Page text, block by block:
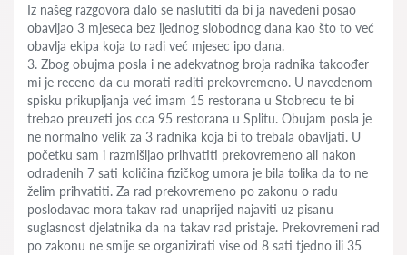
Iz našeg razgovora dalo se naslutiti da bi ja navedeni posao
obavljao 3 mjeseca bez ijednog slobodnog dana kao što to već
obavlja ekipa koja to radi već mjesec ipo dana.
3. Zbog obujma posla i ne adekvatnog broja radnika takoođer
mi je receno da cu morati raditi prekovremeno. U navedenom
spisku prikupljanja već imam 15 restorana u Stobrecu te bi
trebao preuzeti jos cca 95 restorana u Splitu. Obujam posla je
ne normalno velik za 3 radnika koja bi to trebala obavljati. U
početku sam i razmišljao prihvatiti prekovremeno ali nakon
odradenih 7 sati količina fizičkog umora je bila tolika da to ne
želim prihvatiti. Za rad prekovremeno po zakonu o radu
poslodavac mora takav rad unaprijed najaviti uz pisanu
suglasnost djelatnika da na takav rad pristaje. Prekovremeni rad
po zakonu ne smije se organizirati vise od 8 sati tjedno ili 35